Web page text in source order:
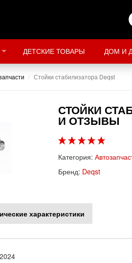
ДЕТСКИЕ ТОВАРЫ ДОМ И
Стойки стабилизатора Deqst
СТОЙКИ
И ОТЗЫВЫ
Категория:
Бренд: Deqst
характеристики